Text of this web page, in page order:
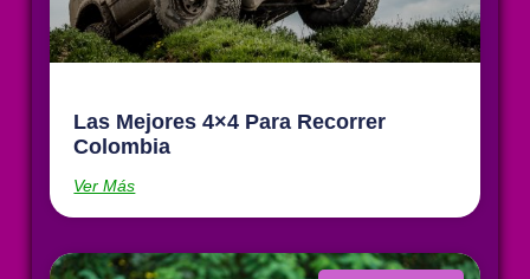
Las Mejores 4×4 Para Recorrer
Colombia
Ver Más